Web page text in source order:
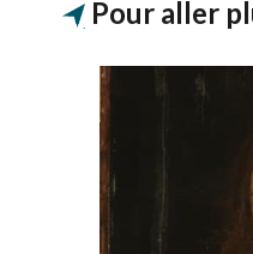
Pour aller